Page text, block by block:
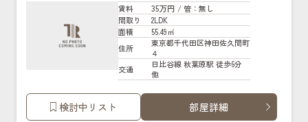
賃料 35万円 / 管：無し
間取り
2LDK
面積
55.49㎡
住所
東京都千代田区神田佐久間町
４
交通
日比谷線 秋葉原駅 徒歩6分
他
検討中リスト 部屋詳細